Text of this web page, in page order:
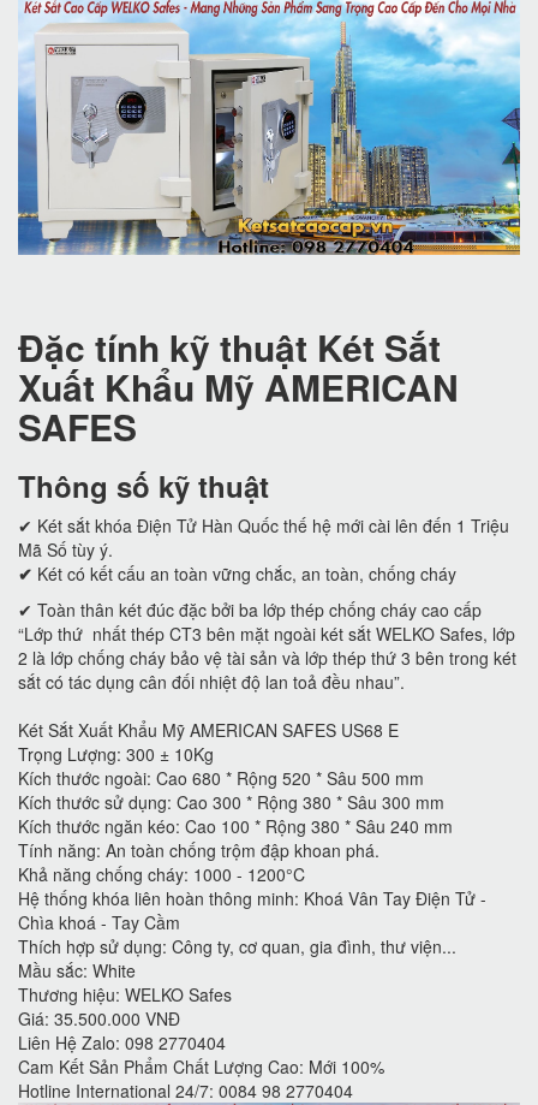
Đặc tính kỹ thuật Két Sắt
Xuất Khẩu Mỹ AMERICAN
SAFES
Thông số kỹ thuật
✔ Két sắt khóa Điện Tử Hàn Quốc thế hệ mới cài lên đến 1 Triệu
Mã Số tùy ý.
✔ Két có kết cấu an toàn vững chắc, an toàn, chống cháy
✔ Toàn thân két đúc đặc bởi ba lớp thép chống cháy cao cấp
“Lớp thứ nhất thép CT3 bên mặt ngoài két sắt WELKO Safes, lớp
2 là lớp chống cháy bảo vệ tài sản và lớp thép thứ 3 bên trong két
sắt có tác dụng cân đối nhiệt độ lan toả đều nhau”.
Két Sắt Xuất Khẩu Mỹ AMERICAN SAFES US68 E
Trọng Lượng: 300 ± 10Kg
Kích thước ngoài: Cao 680 * Rộng 520 * Sâu 500 mm
Kích thước sử dụng: Cao 300 * Rộng 380 * Sâu 300 mm
Kích thước ngăn kéo: Cao 100 * Rộng 380 * Sâu 240 mm
Tính năng: An toàn chống trộm đập khoan phá.
Khả năng chống cháy: 1000 - 1200°C
Hệ thống khóa liên hoàn thông minh: Khoá Vân Tay Điện Tử -
Chìa khoá - Tay Cầm
Thích hợp sử dụng: Công ty, cơ quan, gia đình, thư viện...
Mầu sắc: White
Thương hiệu: WELKO Safes
Giá: 35.500.000 VNĐ
Liên Hệ Zalo: 098 2770404
Cam Kết Sản Phẩm Chất Lượng Cao: Mới 100%
Hotline International 24/7: 0084 98 2770404